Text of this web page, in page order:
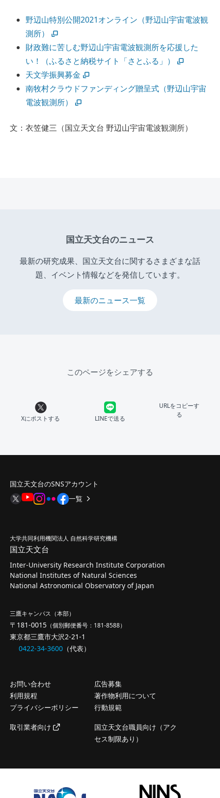
野辺山特別公開2021オンライン（野辺山宇宙電波観
測所）
財政難に苦しむ野辺山宇宙電波観測所を応援した
い！（ふるさと納税サイト「さとふる」）
天文学振興募金
南牧村クラウドファンディング贈呈式（野辺山宇宙
電波観測所）
文：衣笠健三（国立天文台 野辺山宇宙電波観測所）
国立天文台のニュース
最新の研究成果、国立天文台に関するさまざまな話
題、イベント情報などを発信しています。
最新のニュース一覧
このページをシェアする
Xにポストする LINEで送る
URLをコピーす
る
国立天文台のSNSアカウント
一覧
大学共同利用機関法人 自然科学研究機構
国立天文台
Inter-University Research Institute Corporation
National Institutes of Natural Sciences
National Astronomical Observatory of Japan
三鷹キャンパス（本部）
〒181-0015 （個別郵便番号：181-8588）
東京都三鷹市大沢2-21-1
0422-34-3600 （代表）
お問い合わせ
広告募集
利用規程
著作物利用について
プライバシーポリシー
行動規範
取引業者向け
国立天文台職員向け（アク
セス制限あり）